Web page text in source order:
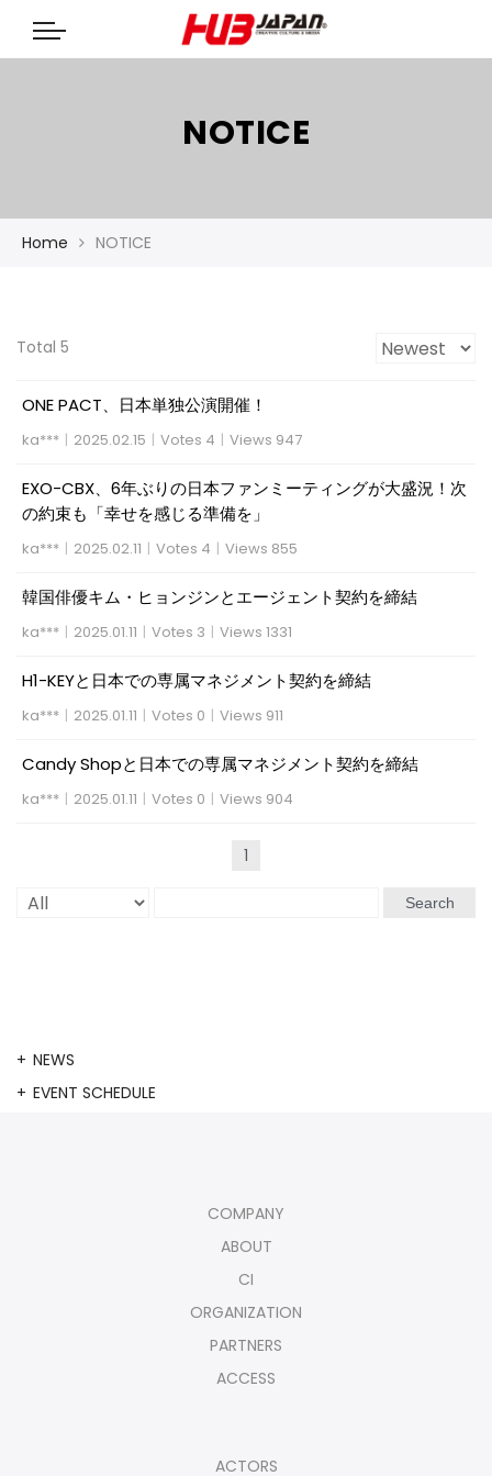
NOTICE
Home NOTICE
Total 5
ONE PACT、日本単独公演開催！
ka*** | 2025.02.15 | Votes 4 | Views 947
EXO-CBX、6年ぶりの日本ファンミーティングが大盛況！次
の約束も「幸せを感じる準備を」
ka*** | 2025.02.11 | Votes 4 | Views 855
韓国俳優キム・ヒョンジンとエージェント契約を締結
ka*** | 2025.01.11 | Votes 3 | Views 1331
H1-KEYと日本での専属マネジメント契約を締結
ka*** | 2025.01.11 | Votes 0 | Views 911
Candy Shopと日本での専属マネジメント契約を締結
ka*** | 2025.01.11 | Votes 0 | Views 904
1
Search
NEWS
EVENT SCHEDULE
COMPANY
ABOUT
CI
ORGANIZATION
PARTNERS
ACCESS
ACTORS